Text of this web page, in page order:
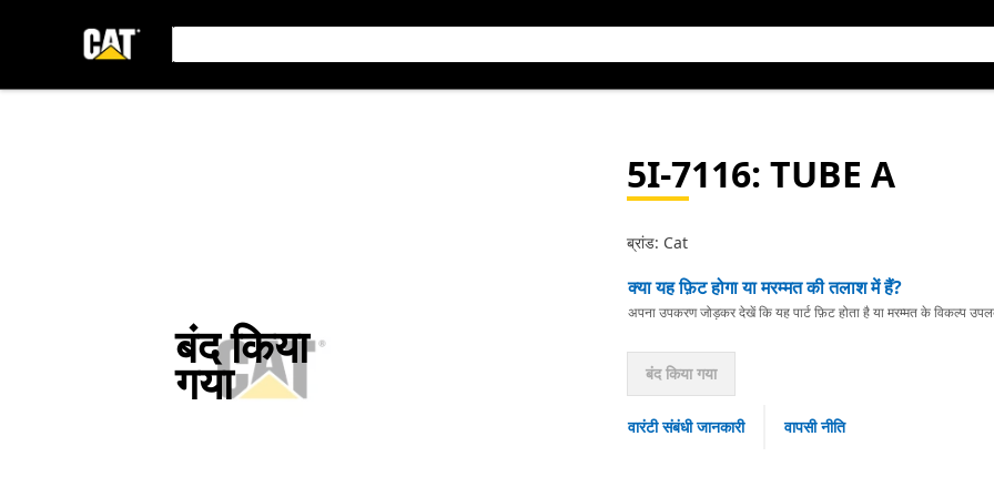
बंद किया
गया
5I-7116: TUBE A
ब्रांड: Cat
क्या यह फ़िट होगा या मरम्मत की तलाश में हैं?
अपना उपकरण जोड़कर देखें कि यह पार्ट फ़िट होता है या मरम्मत के विकल्प
बंद किया गया
वारंटी संबंधी जानकारी वापसी नीति